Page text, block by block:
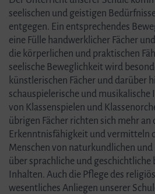
seelischen und geistigen
entgegen. Ein entsprechendes
eine Fülle handwerklicher Fächer
die körperlichen und praktischen
seelische Beweglichkeit wird
künstlerischen Fächer und darüber
schauspielerische und musikalische
von Klassenspielen und
übrigen Fächer richten sich mehr an
Erkenntnisfähigkeit und vermitteln
Menschen von naturkundlichen
über sprachliche und geschichtliche
Inhalten. Auch die Pflege des
wesentliches Anliegen unserer